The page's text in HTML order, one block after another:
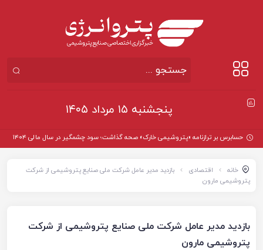
پنجشنبه ۱۵ مرداد ۱۴۰۵
حسابرس بر ترازنامه «پتروشیمی خارک» صحه گذاشت؛ سود چشمگیر در سال مالی ۱۴۰۴
خانه اقتصادی
بازدید مدیر عامل شرکت ملی صنایع پتروشیمی از شرکت
پتروشیمی مارون
بازدید مدیر عامل شرکت ملی صنایع پتروشیمی از شرکت
پتروشیمی مارون